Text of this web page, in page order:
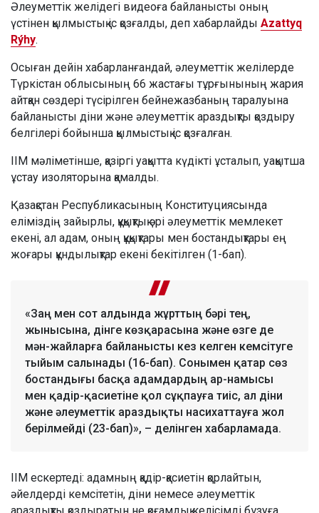
Әлеуметтік желідегі видеоға байланысты оның
үстінен қылмыстық іс қозғалды, деп хабарлайды Azattyq
Rýhy.
Осыған дейін хабарланғандай, әлеуметтік желілерде
Түркістан облысының 66 жастағы тұрғынының жария
айтқан сөздері түсірілген бейнежазбаның таралуына
байланысты діни және әлеуметтік араздықты қоздыру
белгілері бойынша қылмыстық іс қозғалған.
ІІМ мәліметінше, қазіргі уақытта күдікті ұсталып, уақытша
ұстау изоляторына қамалды.
Қазақстан Республикасының Конституциясында
еліміздің зайырлы, құқықтық әрі әлеуметтік мемлекет
екені, ал адам, оның құқықтары мен бостандықтары ең
жоғары құндылықтар екені бекітілген (1-бап).
«Заң мен сот алдында жұрттың бәрі тең,
жынысына, дінге көзқарасына және өзге де
мән-жайларға байланысты кез келген кемсітуге
тыйым салынады (16-бап). Сонымен қатар сөз
бостандығы басқа адамдардың ар-намысы
мен қадір-қасиетіне қол сұқпауға тиіс, ал діни
және әлеуметтік араздықты насихаттауға жол
берілмейді (23-бап)», – делінген хабарламада.
ІІМ ескертеді: адамның қадір-қасиетін қорлайтын,
әйелдерді кемсітетін, діни немесе әлеуметтік